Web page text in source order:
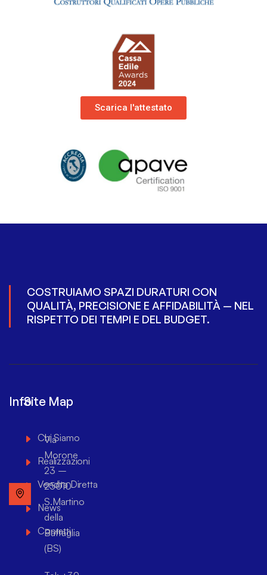
Scarica l'attestato
COSTRUIAMO SPAZI DURATURI CON
QUALITÀ, PRECISIONE E AFFIDABILITÀ — NEL
RISPETTO DEI TEMPI E DEL BUDGET.
Info
Via
Morone
23 –
25010
S.Martino
della
Battaglia
(BS)
Site Map
Chi Siamo
Realizzazioni
Vendita Diretta
News
Contatti